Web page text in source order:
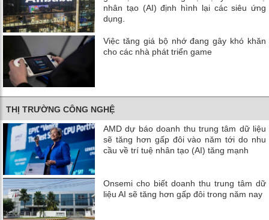
nhân tạo (AI) định hình lại các siêu ứng
dụng.
Việc tăng giá bộ nhớ đang gây khó khăn
cho các nhà phát triển game
THỊ TRƯỜNG CÔNG NGHỆ
AMD dự báo doanh thu trung tâm dữ liệu
sẽ tăng hơn gấp đôi vào năm tới do nhu
cầu về trí tuệ nhân tạo (AI) tăng mạnh
Onsemi cho biết doanh thu trung tâm dữ
liệu AI sẽ tăng hơn gấp đôi trong năm nay